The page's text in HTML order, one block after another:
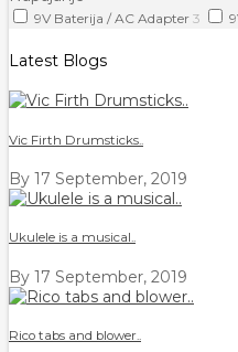
9V Baterija / AC Adapter 3
Latest Blogs
Vic Firth Drumsticks..
By 17 September, 2019
Ukulele is a musical..
By 17 September, 2019
Rico tabs and blower..